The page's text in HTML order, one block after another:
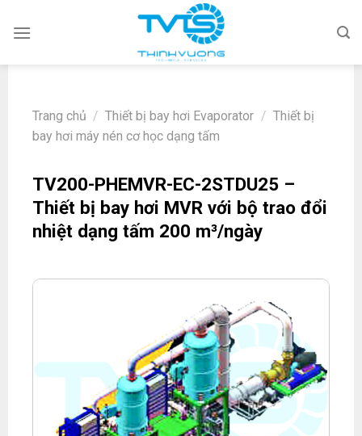
Trang chủ / Thiết bị bay hơi Evaporator / Thiết bị
bay hơi máy nén cơ học dạng tấm
TV200-PHEMVR-EC-2STDU25 –
Thiết bị bay hơi MVR với bộ trao đổi
nhiệt dạng tấm 200 m³/ngày